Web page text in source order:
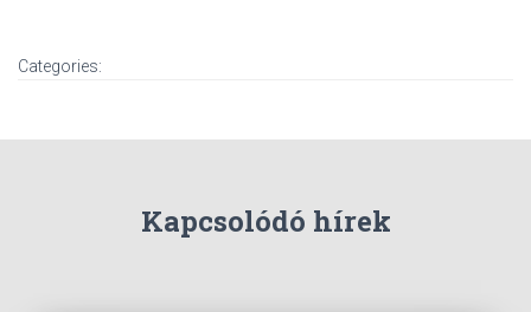
Categories:
Kapcsolódó hírek